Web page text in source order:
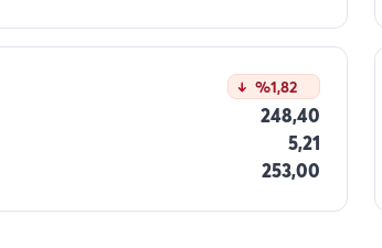
%1,82
248,40
5,21
253,00